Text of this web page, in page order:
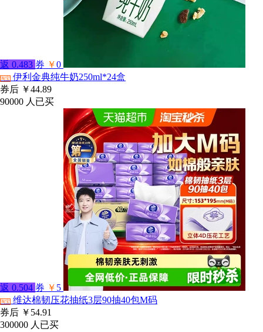
返 0.483 券 ￥0
淘宝 伊利金典纯牛奶250ml*24盒
券后 ￥44.89
90000 人已买
返 0.504 券 ￥ 5
淘宝 维达棉韧压花抽纸3层90抽40包M码
券后 ￥54.91
300000 人已买